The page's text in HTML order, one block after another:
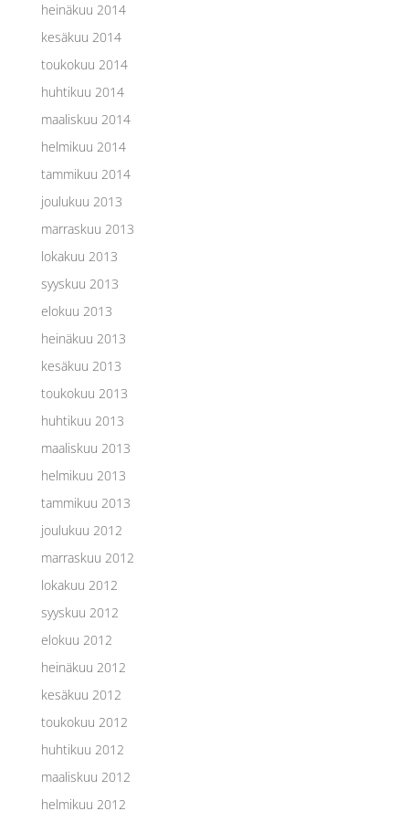
heinäkuu 2014
kesäkuu 2014
toukokuu 2014
huhtikuu 2014
maaliskuu 2014
helmikuu 2014
tammikuu 2014
joulukuu 2013
marraskuu 2013
lokakuu 2013
syyskuu 2013
elokuu 2013
heinäkuu 2013
kesäkuu 2013
toukokuu 2013
huhtikuu 2013
maaliskuu 2013
helmikuu 2013
tammikuu 2013
joulukuu 2012
marraskuu 2012
lokakuu 2012
syyskuu 2012
elokuu 2012
heinäkuu 2012
kesäkuu 2012
toukokuu 2012
huhtikuu 2012
maaliskuu 2012
helmikuu 2012